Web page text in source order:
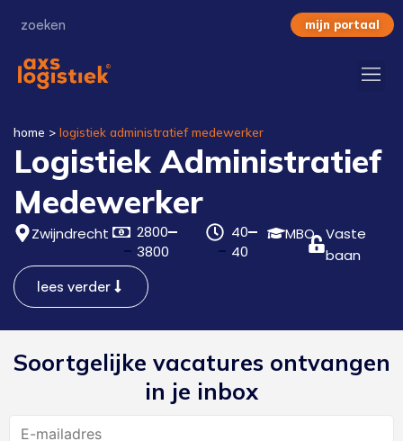
mijn portaal
home > logistiek administratief medewerker
Logistiek Administratief
Medewerker
Zwijndrecht
2800
3800
40
40
MBO Vaste
baan
lees verder
Soortgelijke vacatures ontvangen
in je inbox